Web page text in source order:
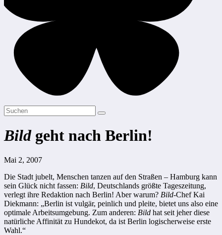
Bildgeht nach Berlin!
Mai 2, 2007
Die Stadt jubelt, Menschen tanzen auf den Straßen – Hamburg kann
sein Glück nicht fassen: Bild, Deutschlands größte Tageszeitung,
verlegt ihre Redaktion nach Berlin! Aber warum? Bild-Chef Kai
Diekmann: „Berlin ist vulgär, peinlich und pleite, bietet uns also eine
optimale Arbeitsumgebung. Zum anderen: Bild hat seit jeher diese
natürliche Affinität zu Hundekot, da ist Berlin logischerweise erste
Wahl.“